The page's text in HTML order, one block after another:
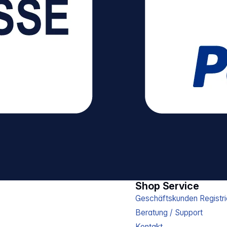
Shop Service
Geschäftskunden
Beratung / Support